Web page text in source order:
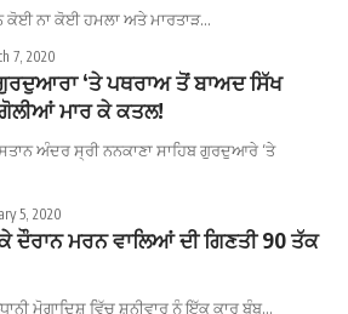
ਕੋਈ ਨਾ ਕੋਈ ਹਮਲਾ ਅਤੇ ਮਾਰਤਾੜ…
7, 2020
ਗੁਰਦੁਆਰਾ ‘ਤੇ ਪਥਰਾਅ ਤੋਂ ਬਾਅਦ ਸਿੱਖ
ਮਾਰ ਕੇ ਕਤਲ!
ਅੰਦਰ ਸ੍ਰੀ ਨਨਕਾਣਾ ਸਾਹਿਬ ਗੁਰਦੁਆਰੇ ‘ਤੇ
5, 2020
ਦੌਰਾਨ ਮਰਨ ਵਾਲਿਆਂ ਦੀ ਗਿਣਤੀ 90 ਤੱਕ
ਮੋਗਾਦਿਸ਼ੂ ਵਿੱਚ ਸ਼ਨੀਵਾਰ ਨੂੰ ਇੱਕ ਕਾਰ ਬੰਬ…